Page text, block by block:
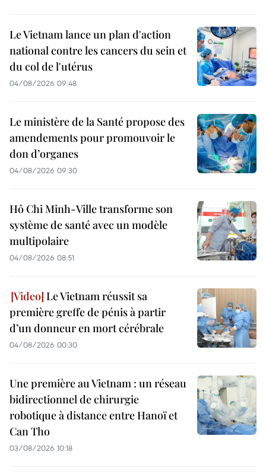
Le Vietnam lance un plan d'action
national contre les cancers du sein et
du col de l'utérus
04/08/2026 09:48
Le ministère de la Santé propose des
amendements pour promouvoir le
don d’organes
04/08/2026 09:30
Hô Chi Minh-Ville transforme son
système de santé avec un modèle
multipolaire
04/08/2026 08:51
Le Vietnam réussit sa
première greffe de pénis à partir
d’un donneur en mort cérébrale
04/08/2026 00:30
Une première au Vietnam : un réseau
bidirectionnel de chirurgie
robotique à distance entre Hanoï et
Can Tho
03/08/2026 10:18